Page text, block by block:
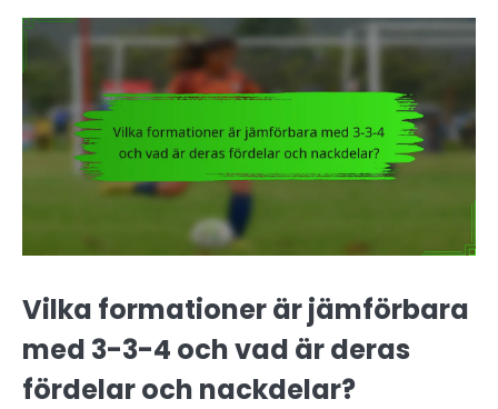
Vilka formationer är jämförbara
med 3-3-4 och vad är deras
fördelar och nackdelar?